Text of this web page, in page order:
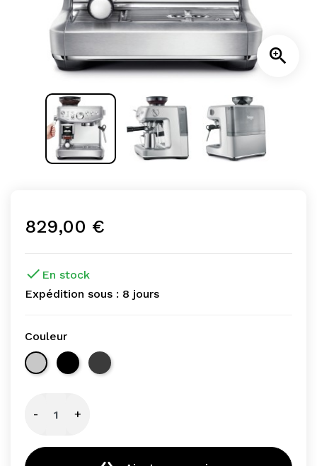

829,00 €
 En stock
Expédition sous : 8 jours
Couleur
Inox
Noir Black Truffle Gris
- +